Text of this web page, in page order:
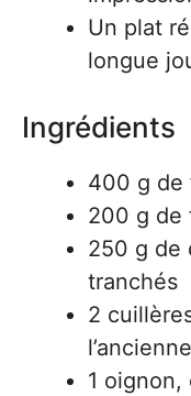
Un plat
longue
Ingrédients
400 g de
200 g de
250 g de
tranchés
2
l’ancienne
1 oignon,